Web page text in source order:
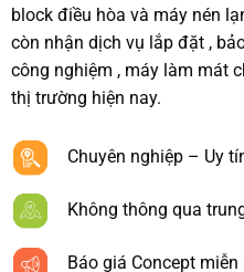
block điều hòa và máy nén
còn nhận dịch vụ lắp đặt ,
công nghiệm , máy làm mát
thị trường hiện nay.
Chuyên nghiệp – Uy
Không thông qua
Báo giá Concept miễn